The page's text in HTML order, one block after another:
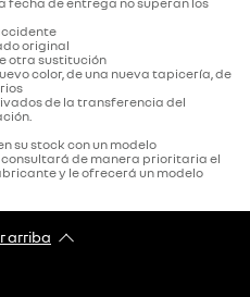
original
otra sustitución
color, de una nueva tapicería, de
de la transferencia del
su stock con un modelo
de manera prioritaria el
y le ofrecerá un modelo
arriba